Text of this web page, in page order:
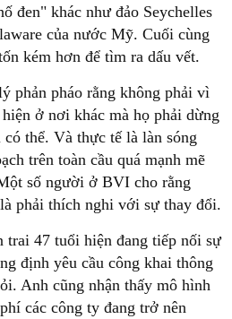
đen" khác như đảo Seychelles
của nước Mỹ. Cuối cùng
kém hơn để tìm ra dấu vết.
phản pháo rằng không phải vì
ở nơi khác mà họ phải dừng
thể. Và thực tế là làn sóng
trên toàn cầu quá mạnh mẽ
số người ở BVI cho rằng
phải thích nghi với sự thay đổi.
trai 47 tuổi hiện đang tiếp nối sự
định yêu cầu công khai thông
Anh cũng nhận thấy mô hình
các công ty đang trở nên